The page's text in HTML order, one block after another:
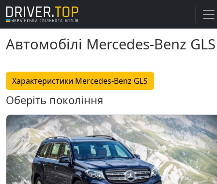
Автомобілі Mercedes-Benz GLS
Характеристики Mercedes-Benz GLS
Оберіть покоління